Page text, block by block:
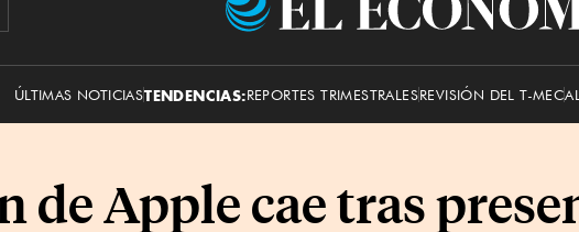
El
ÚLTIMAS NOTICIASTENDENCIAS:REPORTES TRIMESTRALESREVISIÓN DEL T-MEC
de Apple cae tras